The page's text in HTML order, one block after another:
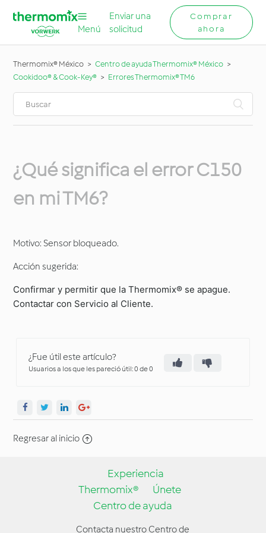
Menú
Enviar una
solicitud
Comprar
ahora
Thermomix® México
Centro de ayuda Thermomix® México
Cookidoo® & Cook-Key®
Errores Thermomix® TM6
¿Qué significa el error C150
en mi TM6?
Motivo: Sensor bloqueado.
Acción sugerida:
Confirmar y permitir que la Thermomix® se apague.
Contactar con Servicio al Cliente.
¿Fue útil este artículo?
Usuarios a los que les pareció útil: 0 de 0
Regresar al inicio
Experiencia
Thermomix®
Únete
Centro de ayuda
Contacta nuestro Centro de